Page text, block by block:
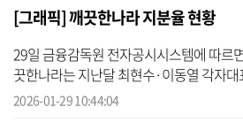
[그래픽] 깨끗한나라 지분율 현황
29일 금융감독원 전자공시시스템에 따르
끗한나라는 지난달 최현수·이동열 각자대
체제에서 이동열 단독대표 체제로 전환됐다.
2026-01-29 10:44:04